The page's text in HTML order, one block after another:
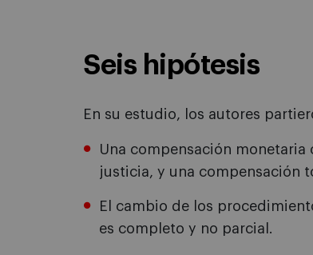
Seis hipótesis
En su estudio, los autores
Una compensación
justicia, y una compensación
El cambio de los
es completo y no parcial.